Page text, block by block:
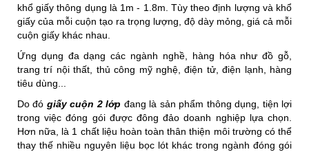
khổ giấy thông dụng là 1m - 1.8m. Tùy theo định lượng và khổ
giấy của mỗi cuộn tạo ra trọng lượng, độ dày mỏng, giá cả mỗi
cuộn giấy khác nhau.
Ứng dụng đa dạng các ngành nghề, hàng hóa như đồ gỗ,
trang trí nội thất, thủ công mỹ nghệ, điện tử, điện lạnh, hàng
tiêu dùng...
Do đó giấy cuộn 2 lớp đang là sản phẩm thông dụng, tiện lợi
trong việc đóng gói được đông đảo doanh nghiệp lựa chọn.
Hơn nữa, là 1 chất liệu hoàn toàn thân thiện môi trường có thể
thay thế nhiều nguyên liệu bọc lót khác trong ngành đóng gói